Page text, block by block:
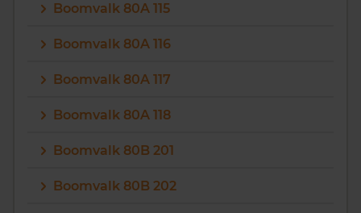
Boomvalk 80A 115
Boomvalk 80A 116
Boomvalk 80A 117
Boomvalk 80A 118
Boomvalk 80B 201
Boomvalk 80B 202